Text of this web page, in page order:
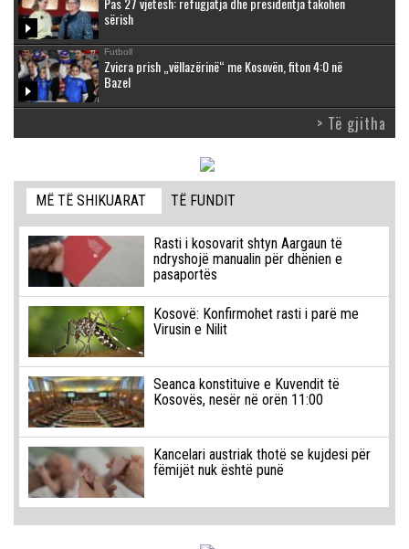
sërish
Futboll
Zvicra prish „vëllazërinë“ me Kosovën, fiton 4:0 në
Bazel
> Të gjitha
MË TË SHIKUARAT TË FUNDIT
Rasti i kosovarit shtyn Aargaun të
ndryshojë manualin për dhënien e
pasaportës
Kosovë: Konfirmohet rasti i parë me
Virusin e Nilit
Seanca konstituive e Kuvendit të
Kosovës, nesër në orën 11:00
Kancelari austriak thotë se kujdesi për
fëmijët nuk është punë